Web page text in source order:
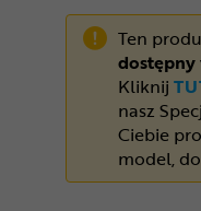
Ten
dostępny
Kliknij
nasz
Ciebie
model,